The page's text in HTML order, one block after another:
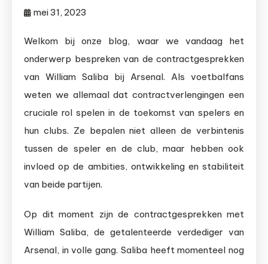
mei 31, 2023
Welkom bij onze blog, waar we vandaag het
onderwerp bespreken van de contractgesprekken
van William Saliba bij Arsenal. Als voetbalfans
weten we allemaal dat contractverlengingen een
cruciale rol spelen in de toekomst van spelers en
hun clubs. Ze bepalen niet alleen de verbintenis
tussen de speler en de club, maar hebben ook
invloed op de ambities, ontwikkeling en stabiliteit
van beide partijen.
Op dit moment zijn de contractgesprekken met
William Saliba, de getalenteerde verdediger van
Arsenal, in volle gang. Saliba heeft momenteel nog